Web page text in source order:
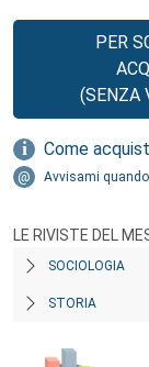
PER
(SENZA
Come
Avvisami
LE RIVISTE DEL
SOCIOLOGIA
STORIA